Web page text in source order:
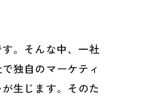
。そんな中、一社
独自のマーケティ
生じます。そのた